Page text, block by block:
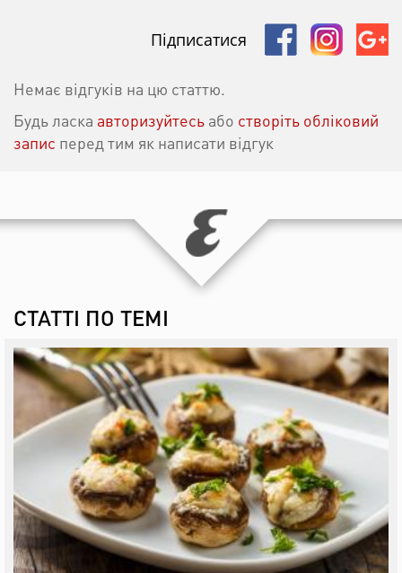
Підписатися
Немає відгуків на цю статтю.
Будь ласка авторизуйтесь або створіть обліковий
запис перед тим як написати відгук
СТАТТІ ПО ТЕМІ